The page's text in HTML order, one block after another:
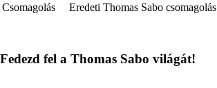
Csomagolás
Eredeti Thomas Sabo csomagolás
Fedezd fel a Thomas Sabo világát!